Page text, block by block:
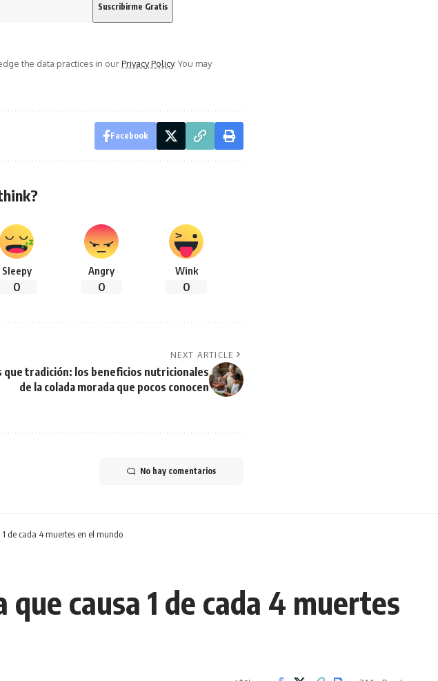
the data practices in ourPrivacy Policy. You may
Facebook
Sleepy
0
Angry
0
Wink
0
NEXT ARTICLE
que tradición: los beneficios nutricionales
de la colada morada que pocos conocen
No hay comentarios
de cada 4 muertes en el mundo
causa 1 de cada 4 muertes